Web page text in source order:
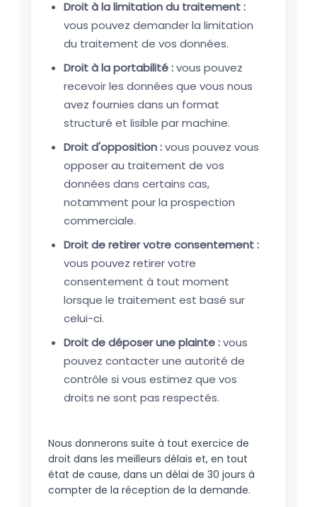
Droit à la limitation du traitement :
vous pouvez demander la limitation
du traitement de vos données.
Droit à la portabilité :vous pouvez
recevoir les données que vous nous
avez fournies dans un format
structuré et lisible par machine.
Droit d'opposition :vous pouvez vous
opposer au traitement de vos
données dans certains cas,
notamment pour la prospection
commerciale.
Droit de retirer votre consentement :
vous pouvez retirer votre
consentement à tout moment
lorsque le traitement est basé sur
celui-ci.
Droit de déposer une plainte :vous
pouvez contacter une autorité de
contrôle si vous estimez que vos
droits ne sont pas respectés.
Nous donnerons suite à tout exercice de
droit dans les meilleurs délais et, en tout
état de cause, dans un délai de 30 jours à
compter de la réception de la demande.